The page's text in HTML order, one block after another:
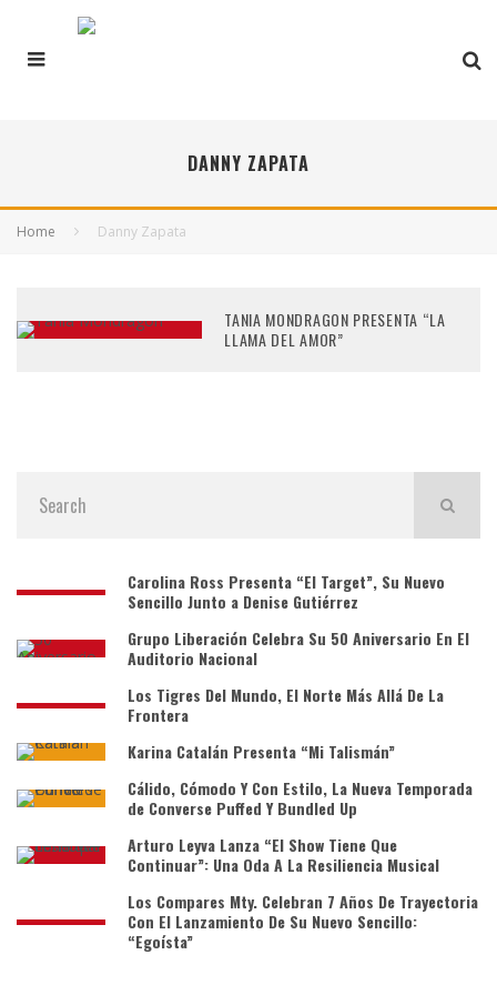
DANNY ZAPATA
Home Danny Zapata
TANIA MONDRAGON PRESENTA “LA
LLAMA DEL AMOR”
Carolina Ross Presenta “El Target”, Su Nuevo
Sencillo Junto a Denise Gutiérrez
Grupo Liberación Celebra Su 50 Aniversario En El
Auditorio Nacional
Los Tigres Del Mundo, El Norte Más Allá De La
Frontera
Karina Catalán Presenta “Mi Talismán”
Cálido, Cómodo Y Con Estilo, La Nueva Temporada
de Converse Puffed Y Bundled Up
Arturo Leyva Lanza “El Show Tiene Que
Continuar”: Una Oda A La Resiliencia Musical
Los Compares Mty. Celebran 7 Años De Trayectoria
Con El Lanzamiento De Su Nuevo Sencillo:
“Egoísta”